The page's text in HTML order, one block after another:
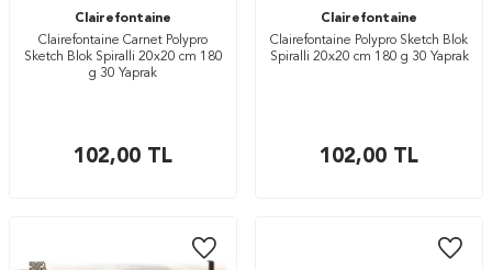
Clairefontaine
Clairefontaine Carnet Polypro
Sketch Blok Spiralli 20x20 cm 180
g 30 Yaprak
102,00 TL
Clairefontaine
Clairefontaine Polypro Sketch Blok
Spiralli 20x20 cm 180 g 30 Yaprak
102,00 TL